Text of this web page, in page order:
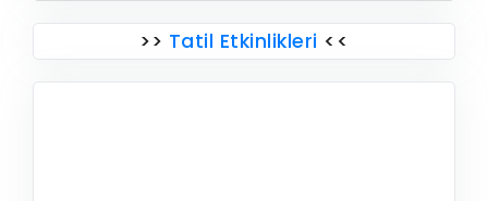
>> Tatil Etkinlikleri <<